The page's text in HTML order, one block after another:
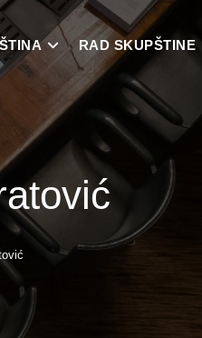
RAD SKUPŠTINE